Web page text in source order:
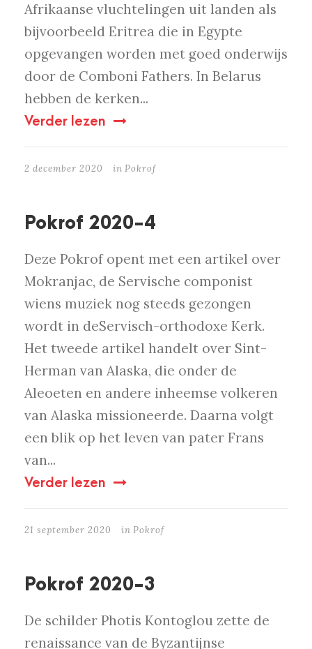
Afrikaanse vluchtelingen uit landen als
bijvoorbeeld Eritrea die in Egypte
opgevangen worden met goed onderwijs
door de Comboni Fathers. In Belarus
hebben de kerken...
Verder lezen
2 december 2020 in Pokrof
Pokrof 2020-4
Deze Pokrof opent met een artikel over
Mokranjac, de Servische componist
wiens muziek nog steeds gezongen
wordt in deServisch-orthodoxe Kerk.
Het tweede artikel handelt over Sint-
Herman van Alaska, die onder de
Aleoeten en andere inheemse volkeren
van Alaska missioneerde. Daarna volgt
een blik op het leven van pater Frans
van...
Verder lezen
21 september 2020 in Pokrof
Pokrof 2020-3
De schilder Photis Kontoglou zette de
renaissance van de Byzantijnse